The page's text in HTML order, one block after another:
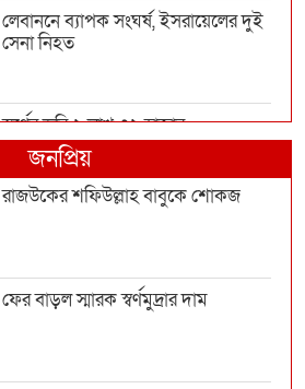
লেবাননে ব্যাপক সংঘর্ষ, ইসরায়েলের দুই
সেনা নিহত
স্বর্ণের ভরি ২ লাখ ৩২ হাজার
জনপ্রিয়
রাজউকের শফিউল্লাহ বাবুকে শোকজ
ফের বাড়ল স্মারক স্বর্ণমুদ্রার দাম